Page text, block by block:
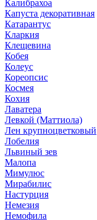
Калибрахоа
Капуста декоративная
Катарантус
Кларкия
Клещевина
Кобея
Колеус
Кореопсис
Космея
Кохия
Лаватера
Левкой (Маттиола)
Лен крупноцветковый
Лобелия
Львиный зев
Малопа
Мимулюс
Мирабилис
Настурция
Немезия
Немофила